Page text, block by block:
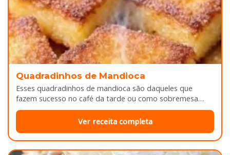
Quadradinhos de Mandioca
Esses quadradinhos de mandioca são daqueles que
fazem sucesso no café da tarde ou como sobremesa
depois do almoço. Por…
Ver receita completa